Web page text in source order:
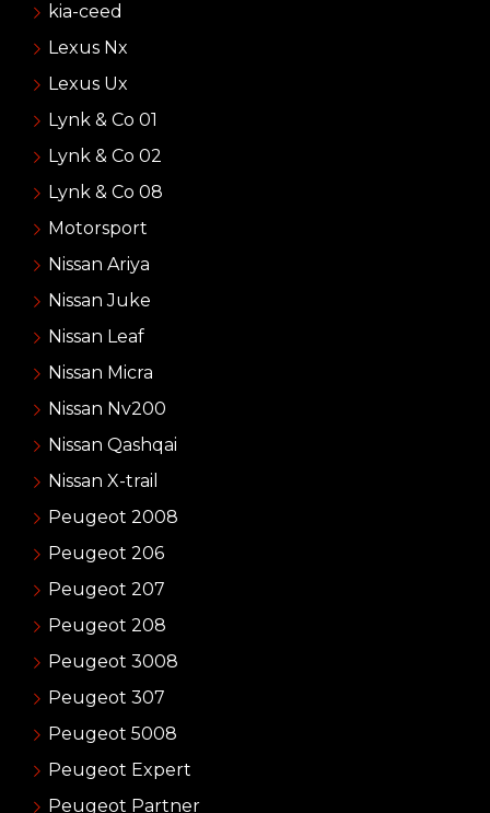
kia-ceed
Lexus Nx
Lexus Ux
Lynk & Co 01
Lynk & Co 02
Lynk & Co 08
Motorsport
Nissan Ariya
Nissan Juke
Nissan Leaf
Nissan Micra
Nissan Nv200
Nissan Qashqai
Nissan X-trail
Peugeot 2008
Peugeot 206
Peugeot 207
Peugeot 208
Peugeot 3008
Peugeot 307
Peugeot 5008
Peugeot Expert
Peugeot Partner